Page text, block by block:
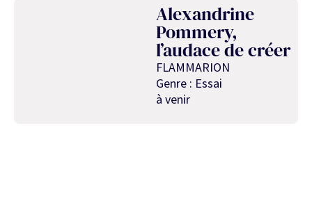
Alexandrine
Pommery,
l’audace de créer
FLAMMARION
Genre : Essai
à venir